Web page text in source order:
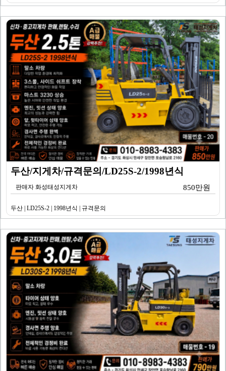
두산/지게차/규격문의/LD25S-2/1998년식
판매자 화성태성지게차 850만원
두산 | LD25S-2 | 1998년식 | 규격문의